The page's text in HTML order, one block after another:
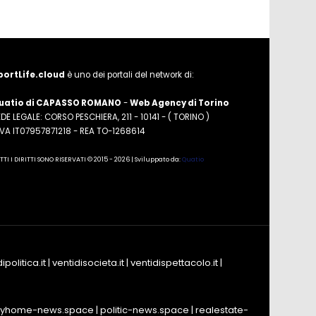
è uno dei portali del network di:
di CAPASSO ROMANO -Web Agency di Torino
LEGALE: CORSO PESCHIERA, 211 - 10141 - ( TORINO )
IT07957871218 - REA TO-1268614
I DIRITTI SONO RISERVATI © 2015 - 2026 | Sviluppato da:Quatio
| ventidisocieta.it| ventidispettacolo.it|
news.space | politic-news.space | realestate-